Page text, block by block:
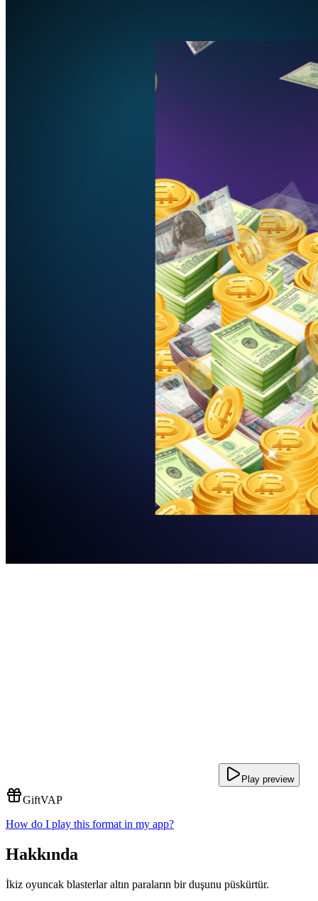
Play preview
GiftVAP
How do I play this format in my app?
Hakkında
İkiz oyuncak blasterlar altın paraların bir duşunu püskürtür.